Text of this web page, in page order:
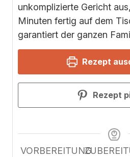
unkomplizierte Gericht
Minuten fertig auf dem
garantiert der ganzen
Rezept
Rezept
VORBEREITUNG